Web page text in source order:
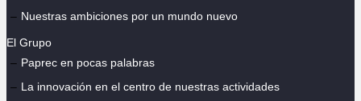
Nuestras ambiciones por un mundo nuevo
El Grupo
Paprec en pocas palabras
La innovación en el centro de nuestras actividades